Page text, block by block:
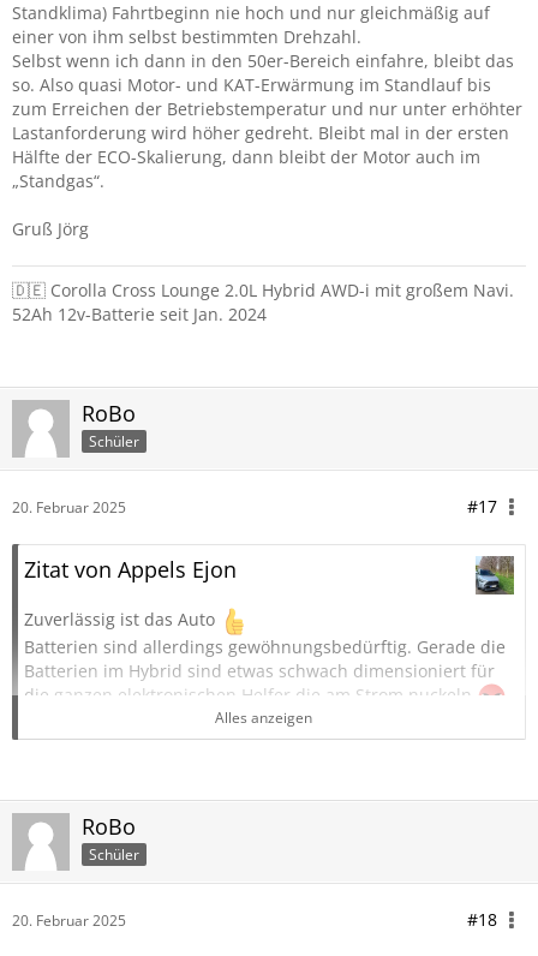
Standklima) Fahrtbeginn nie hoch und nur gleichmäßig auf
einer von ihm selbst bestimmten Drehzahl.
Selbst wenn ich dann in den 50er-Bereich einfahre, bleibt das
so. Also quasi Motor- und KAT-Erwärmung im Standlauf bis
zum Erreichen der Betriebstemperatur und nur unter erhöhter
Lastanforderung wird höher gedreht. Bleibt mal in der ersten
Hälfte der ECO-Skalierung, dann bleibt der Motor auch im
„Standgas“.
Gruß Jörg
🇩🇪 Corolla Cross Lounge 2.0L Hybrid AWD-i mit großem Navi.
52Ah 12v-Batterie seit Jan. 2024
RoBo
Schüler
20. Februar 2025 #17
Zitat von Appels Ejon
Zuverlässig ist das Auto
Batterien sind allerdings gewöhnungsbedürftig. Gerade die
Batterien im Hybrid sind etwas schwach dimensioniert für
die ganzen elektronischen Helfer die am Strom nuckeln
Es kann nicht schaden, sich eine Starthilfe Powerbank
anzuschaffen.
Wenn möglich sollte man bei wenig Fahrten bzw
Kurzstrecken 1 x im Monat, wenn man die Gelegenheit dazu
hat, die Batterie an ein Ladegerät hängen.
Die meisten Batterieprobleme hatte ich jedoch weder mit
dem CHR noch mit dem CC.
Die hatte ich mit dem ProAce City Verso. Der ist ein Stellantis
Alles anzeigen
RoBo
Schüler
20. Februar 2025 #18